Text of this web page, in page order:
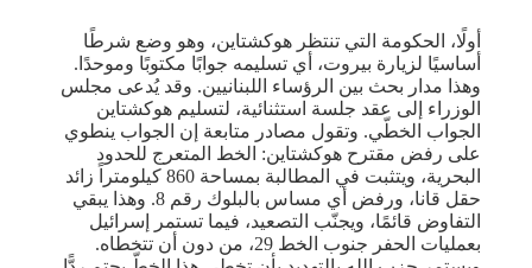
أولًا، الحكومة التي تنتظر هوكشتاين، وهو وضع شرطًا
أساسيًا لزيارة بيروت، أي تسليمه جوابًا مكتوبًا وموحدًا.
وهذا مدار بحث بين الرؤساء اللبنانيين. وقد يُدعى مجلس
الوزراء إلى عقد جلسة استثنائية، لتسليم هوكشتاين
الجواب الخطّي. وتقول مصادر متابعة إن الجواب ينطوي
على رفض مقترح هوكشتاين: الخط المتعرج للحدود
البحرية، ويتثبت في المطالبة بمساحة 860 كيلومتراً زائد
حقل قانا، ورفض أي مساس بالبلوك رقم 8. وهذا يبقي
التفاوض قائمًا، ويجنّب التصعيد، فيما تستمر إسرائيل
بعمليات الحفر جنوب الخط 29، من دون أن تتخطاه.